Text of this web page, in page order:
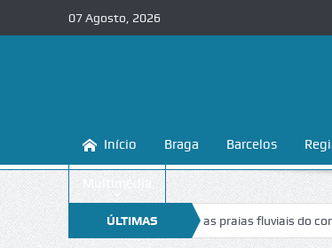
07 Agosto, 2026
Início Braga Barcelos
Multimédia
ÚLTIMAS
a conhecer e proteger as praias fluviais do concelho